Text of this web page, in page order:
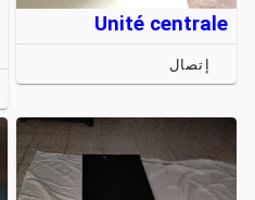
Unité centrale
إتصال